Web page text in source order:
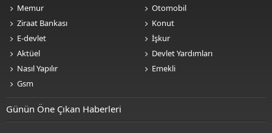
Memur
Ziraat Bankası
E-devlet
Aktüel
Nasıl Yapılır
Gsm
Otomobil
Konut
İşkur
Devlet Yardımları
Emekli
Günün Öne Çıkan Haberleri